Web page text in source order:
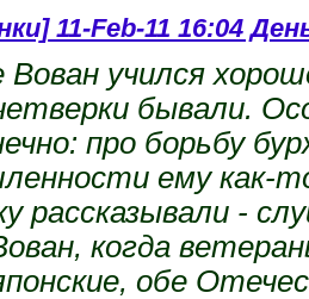
11-Feb-11 16:04
Вован учился
бывали.
про борьбу
ему как-
рассказывали -
когда
обе